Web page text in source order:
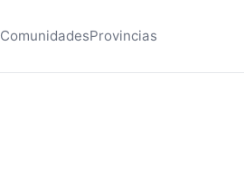
ComunidadesProvincias